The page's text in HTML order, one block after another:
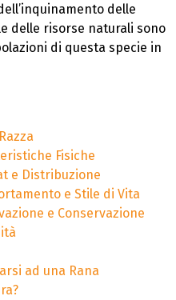
delle
delle risorse naturali sono
di questa specie in
Fisiche
e Distribuzione
e Stile di Vita
e Conservazione
ad una Rana